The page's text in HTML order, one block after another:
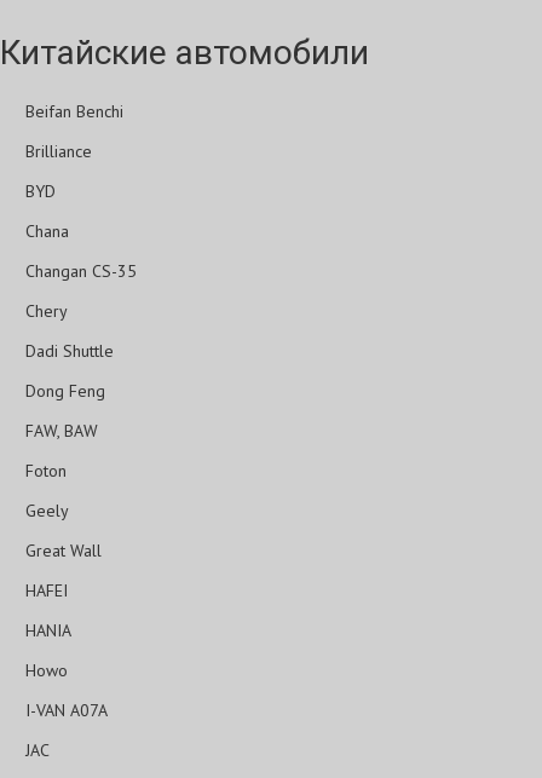
Китайские автомобили
Beifan Benchi
Brilliance
BYD
Chana
Changan CS-35
Chery
Dadi Shuttle
Dong Feng
FAW, BAW
Foton
Geely
Great Wall
HAFEI
HANIA
Howo
I-VAN A07A
JAC